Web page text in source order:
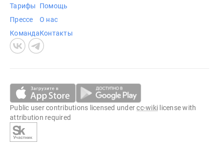
Тарифы
Прессе
Команда
Помощь
О нас
Контакты
Public user contributions licensed undercc-wiki license with
attribution required